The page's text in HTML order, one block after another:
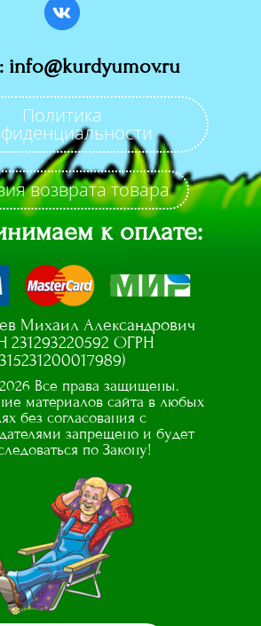
info@kurdyumov.ru
Политика
возврата товара
к оплате:
Михаил Александрович
231293220592 ОГРН
315231200017989)
Все права защищены.
материалов сайта в любых
без согласования с
запрещено и будет
по Закону!